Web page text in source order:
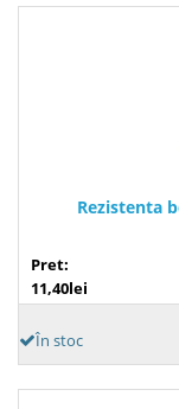
Rezistenta
Pret:
11,40lei
În stoc